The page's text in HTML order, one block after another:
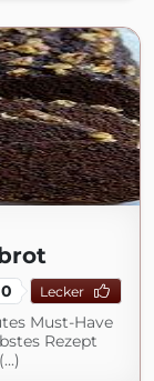
0 Lecker
Must-Have
Rezept